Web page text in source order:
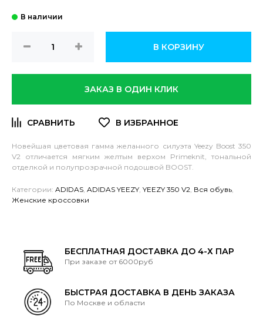
В КОРЗИНУ
ЗАКАЗ В ОДИН КЛИК
Новейшая цветовая гамма желанного силуэта Yeezy Boost 350
V2 отличается мягким желтым верхом Primeknit, тональной
отделкой и полупрозрачной подошвой BOOST.
Категории: ADIDAS ADIDAS YEEZY YEEZY 350 V2 Вся обувь
Женские кроссовки
БЕСПЛАТНАЯ ДОСТАВКА ДО 4-Х ПАР
При заказе от 6000руб
БЫСТРАЯ ДОСТАВКА В ДЕНЬ ЗАКАЗА
По Москве и области